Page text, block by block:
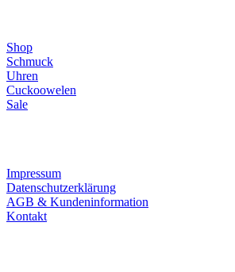
Shop
Schmuck
Uhren
Cuckoowelen
Sale
Impressum
Datenschutzerklärung
AGB & Kundeninformation
Kontakt